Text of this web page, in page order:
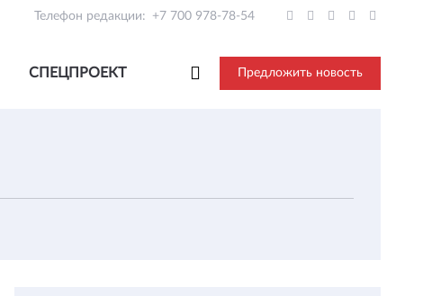
Телефон редакции: +7 700 978-78-54
СПЕЦПРОЕКТ Предложить новость